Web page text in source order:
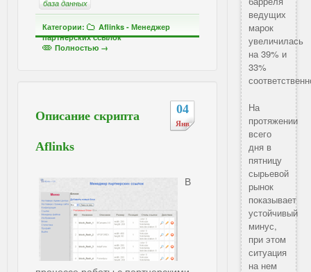
база данных
Категории:
Aflinks - Менеджер
партнерских ссылок
Полностью →
04
Янв
Описание скрипта
Aflinks
В
ведущих
марок
увеличилась
на 39% и
33%
На
протяжении
всего
дня в
пятницу
сырьевой
рынок
показывает
устойчивый
минус,
при этом
ситуация
на нем